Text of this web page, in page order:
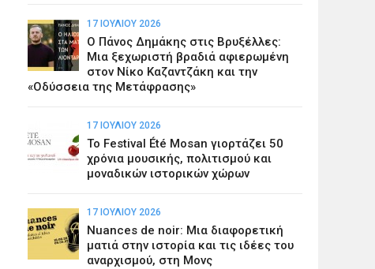
17 ΙΟΥΛΊΟΥ 2026
Ο Πάνος Δημάκης στις Βρυξέλλες:
Μια ξεχωριστή βραδιά αφιερωμένη
στον Νίκο Καζαντζάκη και την
«Οδύσσεια της Μετάφρασης»
17 ΙΟΥΛΊΟΥ 2026
Το Festival Été Mosan γιορτάζει 50
χρόνια μουσικής, πολιτισμού και
μοναδικών ιστορικών χώρων
17 ΙΟΥΛΊΟΥ 2026
Nuances de noir: Μια διαφορετική
ματιά στην ιστορία και τις ιδέες του
αναρχισμού, στη Μονς